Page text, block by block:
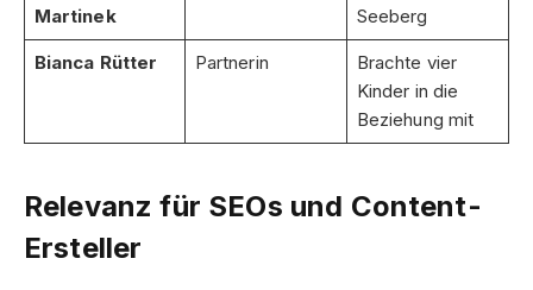
Martinek
Seeberg
Bianca Rütter Partnerin
Brachte vier
Kinder in die
Beziehung mit
Relevanz für SEOs und Content-
Ersteller